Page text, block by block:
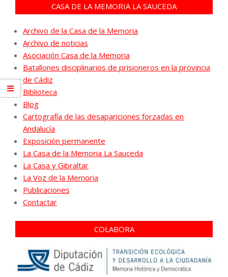
CASA DE LA MEMORIA LA SAUCEDA
Archivo de la Casa de la Memoria
Archivo de noticias
Asociación Casa de la Memoria
Batallones disciplinarios de prisioneros en la provincia
de Cádiz
Biblioteca
Blog
Cartografía de las desapariciones forzadas en
Andalucía
Exposición permanente
La Casa de la Memoria La Sauceda
La Casa y Gibraltar
La Voz de la Memoria
Publicaciones
Contactar
COLABORA